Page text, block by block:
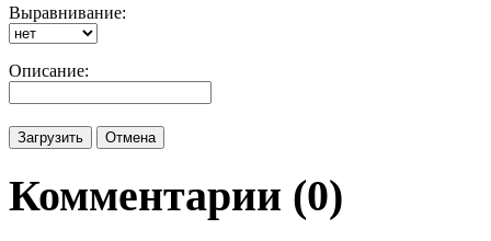
Выравнивание:
Описание:
Комментарии (0)